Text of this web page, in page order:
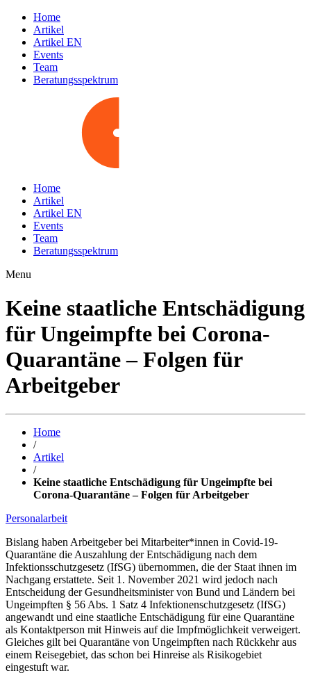
Home
Artikel
Artikel EN
Events
Team
Beratungsspektrum
Home
Artikel
Artikel EN
Events
Team
Beratungsspektrum
Menu
Keine staatliche Entschädigung
für Ungeimpfte bei Corona-
Quarantäne – Folgen für
Arbeitgeber
Home
/
Artikel
/
Keine staatliche Entschädigung für Ungeimpfte bei
Corona-Quarantäne – Folgen für Arbeitgeber
Personalarbeit
Bislang haben Arbeitgeber bei Mitarbeiter*innen in Covid-19-
Quarantäne die Auszahlung der Entschädigung nach dem
Infektionsschutzgesetz (IfSG) übernommen, die der Staat ihnen im
Nachgang erstattete. Seit 1. November 2021 wird jedoch nach
Entscheidung der Gesundheitsminister von Bund und Ländern bei
Ungeimpften § 56 Abs. 1 Satz 4 Infektionenschutzgesetz (IfSG)
angewandt und eine staatliche Entschädigung für eine Quarantäne
als Kontaktperson mit Hinweis auf die Impfmöglichkeit verweigert.
Gleiches gilt bei Quarantäne von Ungeimpften nach Rückkehr aus
einem Reisegebiet, das schon bei Hinreise als Risikogebiet
eingestuft war.